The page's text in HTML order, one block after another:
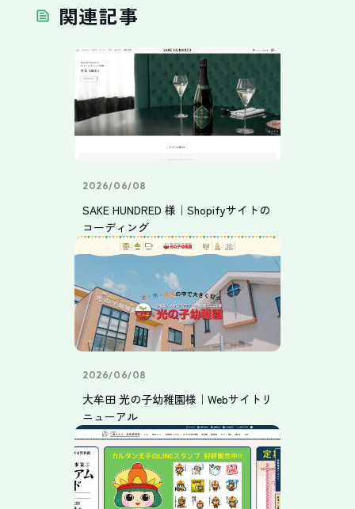
関連記事
2026/06/08
SAKE HUNDRED 様｜Shopifyサイトの
コーディング
2026/06/08
大牟田 光の子幼稚園様｜Webサイトリ
ニューアル